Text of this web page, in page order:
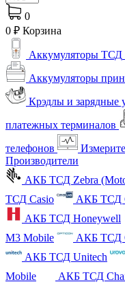
0
0 ₽ Корзина
Аккумуляторы ТСД
Аккумуляторы
Крэдлы и зарядные
платежных терминалов
телефонов
Производители
АКБ ТСД Zebra
ТСД Casio
АКБ ТСД
АКБ ТСД Honeywell
M3 Mobile
АКБ ТСД
АКБ ТСД Unitech
Mobile
АКБ ТСД